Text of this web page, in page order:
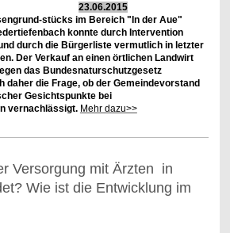
23.06.2015
stücks im Bereich "In der Aue"
konnte durch Intervention
durch die Bürgerliste vermutlich in letzter
Der Verkauf an einen örtlichen Landwirt
das Bundesnaturschutzgesetz
daher die Frage, ob der Gemeindevorstand
Gesichtspunkte bei
vernachlässigt. Mehr dazu>>
Versorgung mit Ärzten in
Wie ist die Entwicklung im